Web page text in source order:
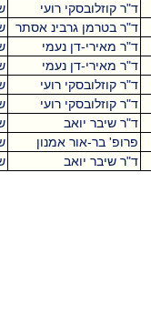
שיעור
אסתר
שיעור ג
שיעור
שיעור
שיעור
שיעור
שיעור
שיעור
שיעור